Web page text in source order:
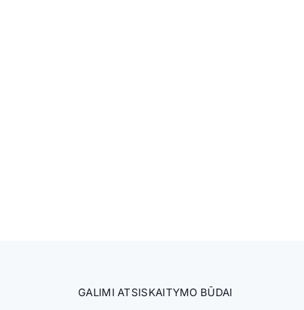
GALIMI ATSISKAITYMO BŪDAI